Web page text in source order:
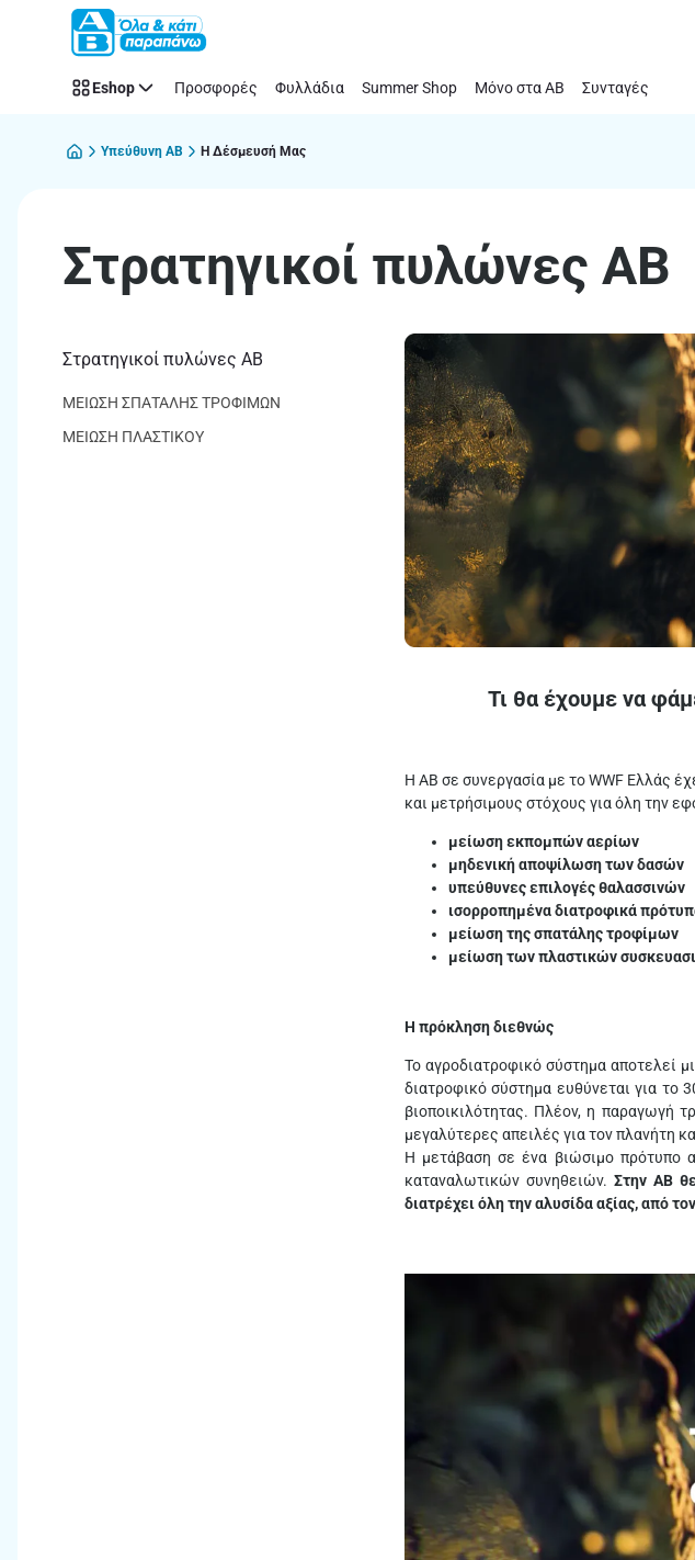
Παράλειψη
Στρατηγικοί
Eshop Προσφορές Φυλλάδια Summer Shop Μόνο στα ΑΒ Συνταγές
Υπεύθυνη AB Η Δέσμευσή Μας
Στρατηγικοί πυλώνες ΑΒ
Στρατηγικοί πυλώνες ΑΒ
ΜΕΙΩΣΗ ΣΠΑΤΑΛΗΣ ΤΡΟΦΙΜΩΝ
ΜΕΙΩΣΗ ΠΛΑΣΤΙΚΟΥ
Τι θα έχουμε να
Η ΑΒ σε συνεργασία με το WWF Ελλάς
και μετρήσιμους στόχους για όλη την
μείωση εκπομπών αερίων
μηδενική αποψίλωση των δασών
υπεύθυνες επιλογές θαλασσινών
ισορροπημένα διατροφικά
μείωση της σπατάλης τροφίμων
μείωση των πλαστικών
Η πρόκληση διεθνώς
Το αγροδιατροφικό σύστημα αποτελεί
διατροφικό σύστημα ευθύνεται για το
βιοποικιλότητας. Πλέον, η παραγωγή
μεγαλύτερες απειλές για τον πλανήτη
H μετάβαση σε ένα βιώσιμο πρότυπο
καταναλωτικών συνηθειών. Στην ΑΒ
διατρέχει όλη την αλυσίδα αξίας, από